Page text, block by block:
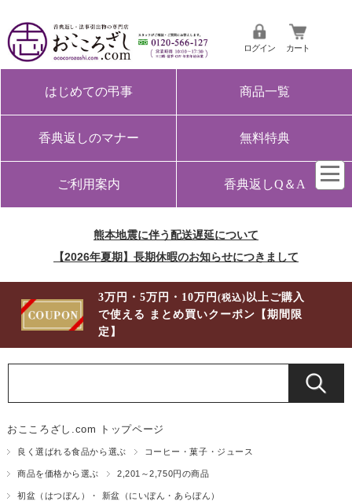
ログイン カート
はじめての弔事 商品一覧
香典返しのマナー 無料特典
ご利用案内 香典返しQ＆A
熊本地震に伴う配送遅延について
【2026年夏期】長期休暇のお知らせにつきまして
3万円・5万円・10万円(税込) 以上ご購入
で使える まとめ買いクーポン【期間限
定】
おこころざし.com トップページ
良く選ばれる食品から選ぶ コーヒー・菓子・ジュース
商品を価格から選ぶ 2,201～2,750円の商品
初盆（はつぼん）・ 新盆（にいぼん・あらぼん）